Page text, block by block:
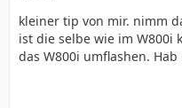
kleiner tip von mir. nimm
ist die selbe wie im W800i
das W800i umflashen.